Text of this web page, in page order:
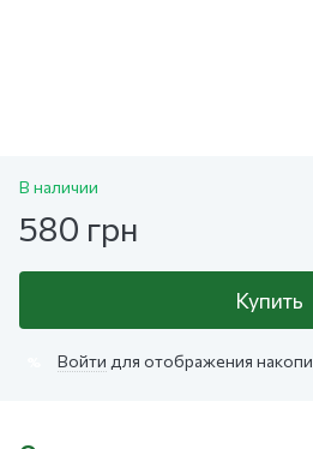
В наличии
580 грн
Купить
Войти для отображения